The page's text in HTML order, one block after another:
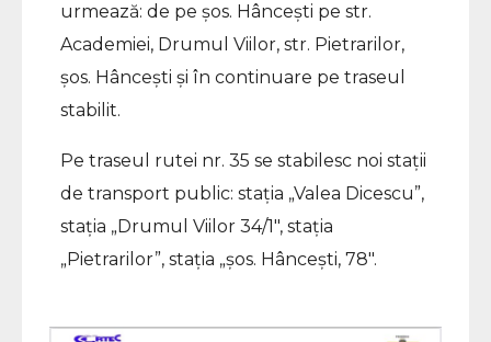
urmează: de pe șos. Hâncești pe str.
Academiei, Drumul Viilor, str. Pietrarilor,
șos. Hâncești și în continuare pe traseul
stabilit.
Pe traseul rutei nr. 35 se stabilesc noi stații
de transport public: stația „Valea Dicescu”,
stația „Drumul Viilor 34/1″, stația
„Pietrarilor”, stația „șos. Hâncești, 78″.